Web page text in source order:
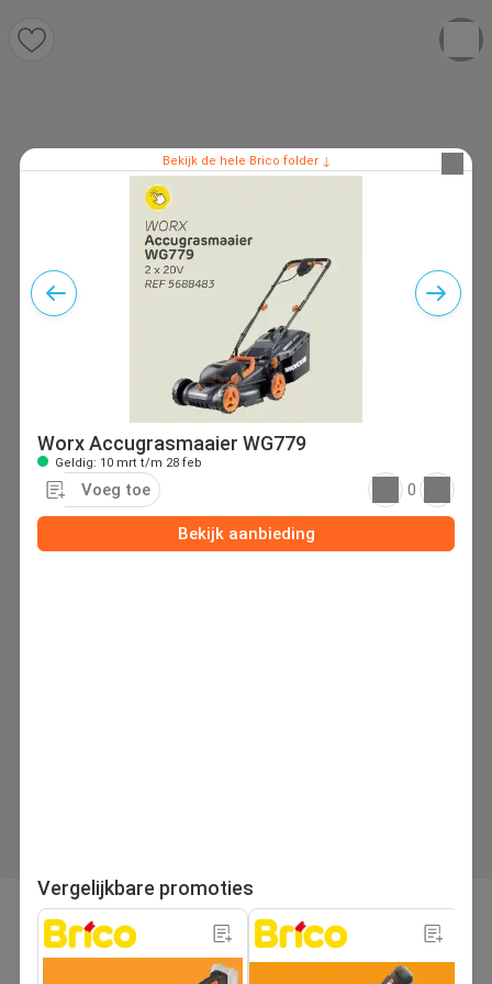
pagina
1/280
Bekijk de hele Brico folder ↓
Worx Accugrasmaaier WG779
Geldig: 10 mrt t/m 28 feb
Voeg toe 0
Bekijk aanbieding
Vergelijkbare promoties